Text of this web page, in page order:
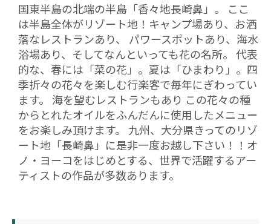
国東半島の北端の半島「香々地長崎鼻」。 ここ
は半島全体がリゾート地！キャンプ場あり、お洒
落なレストランあり、 パワースポットあり、海水
浴場あり、そしてなんといっても花の名所。 代表
的な、春には「菜の花」。夏は「ひまわり」。四
季折々の花々を楽しむ行楽客で毎年にぎわってい
ます。 海を望むレストランもあり この花々の種
からとれたオイルをふんだんに使用したメニュー
をお楽しみ頂けます。 九州、大分県きってのリゾ
ート地「長崎鼻」に是非一度お越し下さい！！オ
ノ・ヨーコをはじめとする、世界で活躍するアー
ティストの作品が多数あります。